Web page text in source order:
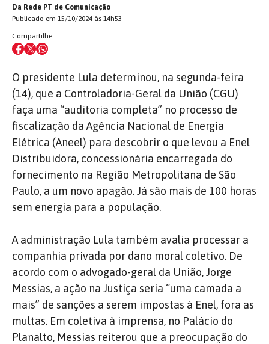
Da Rede PT de Comunicação
Publicado em 15/10/2024 às 14h53
Compartilhe
O presidente Lula determinou, na segunda-feira
(14), que a Controladoria-Geral da União (CGU)
faça uma “auditoria completa” no processo de
fiscalização da Agência Nacional de Energia
Elétrica (Aneel) para descobrir o que levou a Enel
Distribuidora, concessionária encarregada do
fornecimento na Região Metropolitana de São
Paulo, a um novo apagão. Já são mais de 100 horas
sem energia para a população.
A administração Lula também avalia processar a
companhia privada por dano moral coletivo. De
acordo com o advogado-geral da União, Jorge
Messias, a ação na Justiça seria “uma camada a
mais” de sanções a serem impostas à Enel, fora as
multas. Em coletiva à imprensa, no Palácio do
Planalto, Messias reiterou que a preocupação do